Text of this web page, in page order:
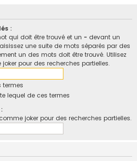
:
qui doit être trouvé et un - devant un
une suite de mots séparés par des
un des mots doit être trouvé. Utilisez
pour des recherches partielles.
termes
lequel de ces termes
joker pour des recherches partielles.